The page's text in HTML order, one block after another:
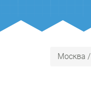
Москва /